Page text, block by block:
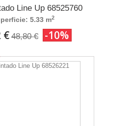
Line Up 68525760
5.33 m2
€ 48,80 € -10%